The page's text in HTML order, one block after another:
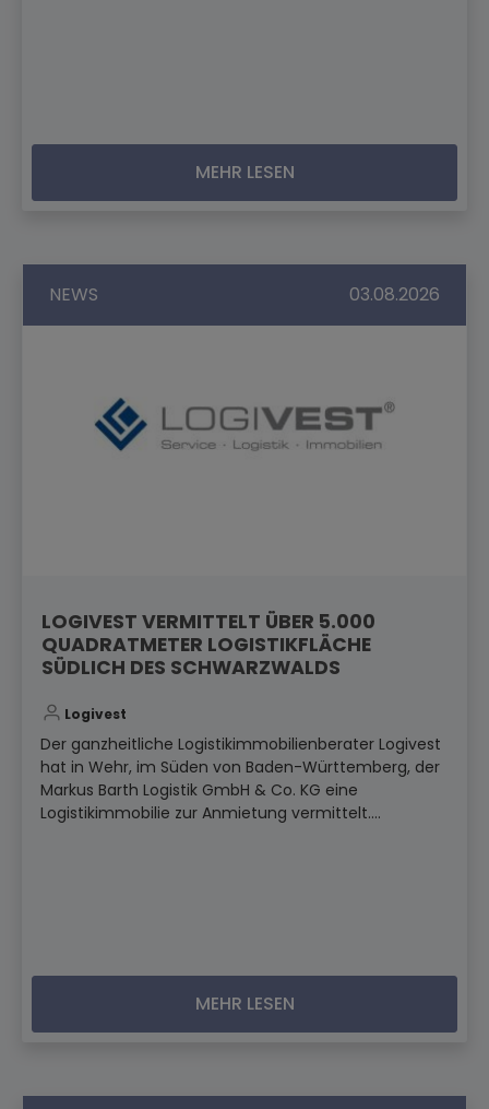
MEHR LESEN
NEWS 03.08.2026
LOGIVEST VERMITTELT ÜBER 5.000
QUADRATMETER LOGISTIKFLÄCHE
SÜDLICH DES SCHWARZWALDS
Logivest
Der ganzheitliche Logistikimmobilienberater Logivest
hat in Wehr, im Süden von Baden-Württemberg, der
Markus Barth Logistik GmbH & Co. KG eine
Logistikimmobilie zur Anmietung vermittelt....
MEHR LESEN